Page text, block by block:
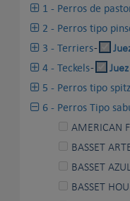
1 - Perros de
2 - Perros tipo
3 - Terriers-
4 - Teckels-
5 - Perros tipo
6 - Perros Tipo
AMERICAN
BASSET
BASSET
BASSET